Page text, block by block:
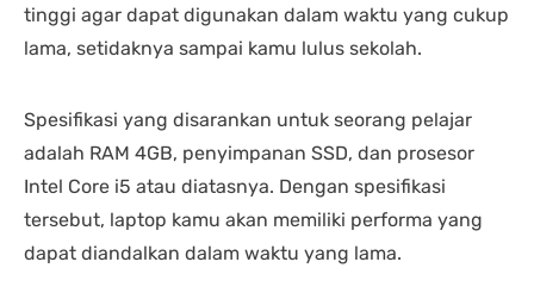
tinggi agar dapat digunakan dalam waktu yang cukup
lama, setidaknya sampai kamu lulus sekolah.
Spesifikasi yang disarankan untuk seorang pelajar
adalah RAM 4GB, penyimpanan SSD, dan prosesor
Intel Core i5 atau diatasnya. Dengan spesifikasi
tersebut, laptop kamu akan memiliki performa yang
dapat diandalkan dalam waktu yang lama.